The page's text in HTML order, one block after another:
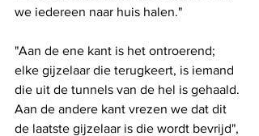
we iedereen naar huis halen."
"Aan de ene kant is het ontroerend;
elke gijzelaar die terugkeert, is iemand
die uit de tunnels van de hel is gehaald.
Aan de andere kant vrezen we dat dit
de laatste gijzelaar is die wordt bevrijd",